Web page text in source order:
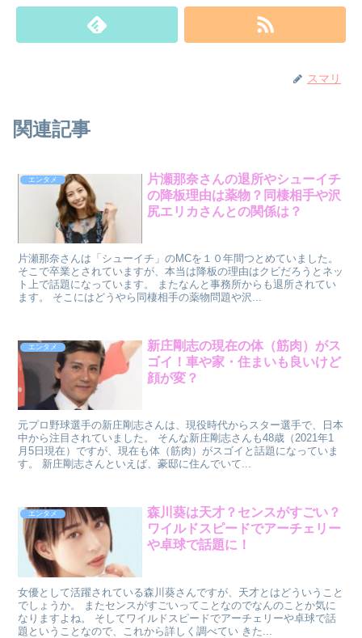
スマリ
関連記事
エンタメ
片瀬那奈さんの退所やシューイチ
の降板理由は薬物？同棲相手や沢
尻エリカさんとの関係は？
片瀬那奈さんは「シューイチ」のMCを１０年間つとめていました。
そこで卒業とされていますが、本当は降板の理由はクビだろうとネッ
ト上で話題になっています。 またなんと事務所からも退所されてい
ます。 そこにはどうやら同棲相手の薬物問題や沢...
エンタメ
新庄剛志の現在の体（筋肉）がス
ゴイ！車や家・住まいも良いけど
顔が変？
元プロ野球選手の新庄剛志さんは、現役時代からスター選手で、日本
中から注目されていました。 そんな新庄剛志さんも48歳（2021年1
月5日現在）ですが、現在も体（筋肉）がスゴイと話題になっていま
す。 新庄剛志さんといえば、豪邸に住んでいて...
エンタメ
森川葵は天才？センスがすごい？
ワイルドスピードでアーチェリー
や卓球で話題に！
女優として活躍されている森川葵さんですが、天才とはどういうこと
でしょうか。 またセンスがすごいってことなのでなんのことか気に
なりますよね。 そしてワイルドスピードでアーチェリーや卓球で話
題ということなので、これから詳しく調べてい きた...